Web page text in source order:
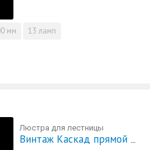
мм 13 ламп
Люстра для лестницы
Винтаж Каскад прямой 4 яруса